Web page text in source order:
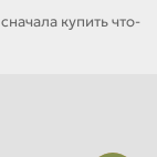
купить что-